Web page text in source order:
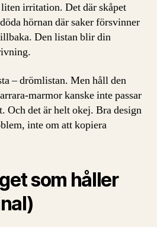
irritation. Det där skåpet
hörnan där saker försvinner
Den listan blir din
– drömlistan. Men håll den
marmor kanske inte passar
Och det är helt okej. Bra design
inte om att kopiera
som håller